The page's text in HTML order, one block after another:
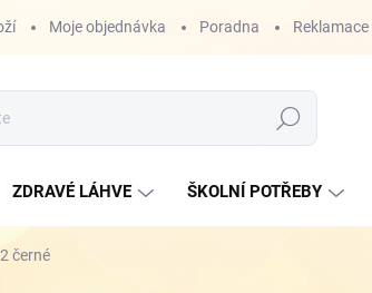
Moje objednávka Poradna Reklamace
Hledat
ZDRAVÉ LÁHVE ŠKOLNÍ POTŘEBY
černé